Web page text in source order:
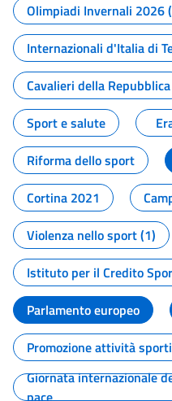
Olimpiadi Invernali 2026
Internazionali d'Italia di
Cavalieri della Repubblica
Sport e salute
Riforma dello sport
Cortina 2021
Violenza nello sport (1)
Istituto per il Credito
Parlamento europeo
Promozione attività
Giornata internazionale
pace